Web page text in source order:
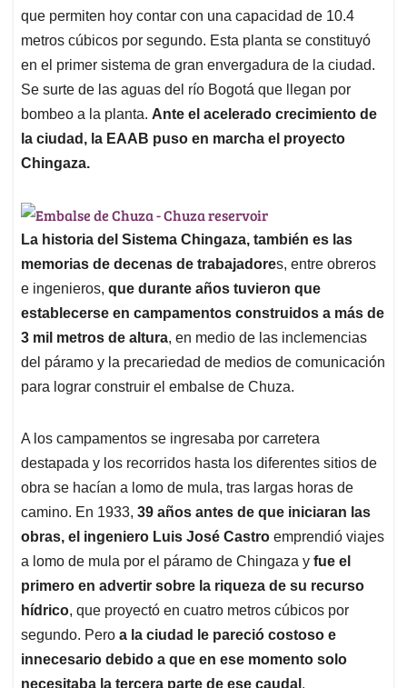
que permiten hoy contar con una capacidad de 10.4
metros cúbicos por segundo. Esta planta se constituyó
en el primer sistema de gran envergadura de la ciudad.
Se surte de las aguas del río Bogotá que llegan por
bombeo a la planta. Ante el acelerado crecimiento de
la ciudad, la EAAB puso en marcha el proyecto
Chingaza.
La historia del Sistema Chingaza, también es las
memorias de decenas de trabajadores, entre obreros
e ingenieros, que durante años tuvieron que
establecerse en campamentos construidos a más de
3 mil metros de altura, en medio de las inclemencias
del páramo y la precariedad de medios de comunicación
para lograr construir el embalse de Chuza.
A los campamentos se ingresaba por carretera
destapada y los recorridos hasta los diferentes sitios de
obra se hacían a lomo de mula, tras largas horas de
camino. En 1933, 39 años antes de que iniciaran las
obras, el ingeniero Luis José Castro emprendió viajes
a lomo de mula por el páramo de Chingaza y fue el
primero en advertir sobre la riqueza de su recurso
hídrico, que proyectó en cuatro metros cúbicos por
segundo. Pero a la ciudad le pareció costoso e
innecesario debido a que en ese momento solo
necesitaba la tercera parte de ese caudal .